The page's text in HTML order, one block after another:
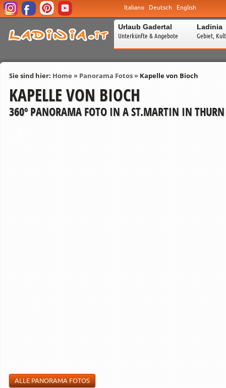
Italiano Deutsch English
Urlaub Gadertal
Unterkünfte & Angebote
Ladinia
Gebiet,
Sie sind hier: Home » Panorama Fotos» Kapelle von Bioch
KAPELLE VON BIOCH
360º PANORAMA FOTO IN A ST.MARTIN IN
ALLE PANORAMA FOTOS